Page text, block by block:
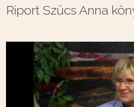
Riport Szűcs Anna